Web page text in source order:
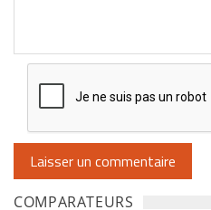
COMPARATEURS